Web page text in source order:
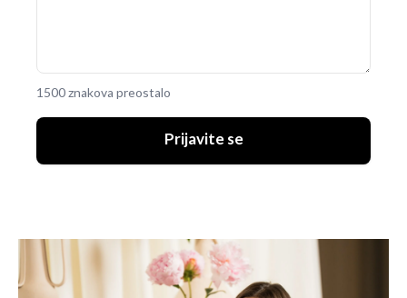
1500 znakova preostalo
Prijavite se